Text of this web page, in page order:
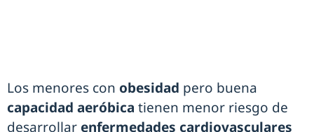
Los menores con obesidad pero buena
capacidad aeróbica tienen menor riesgo de
desarrollar enfermedades cardiovasculares